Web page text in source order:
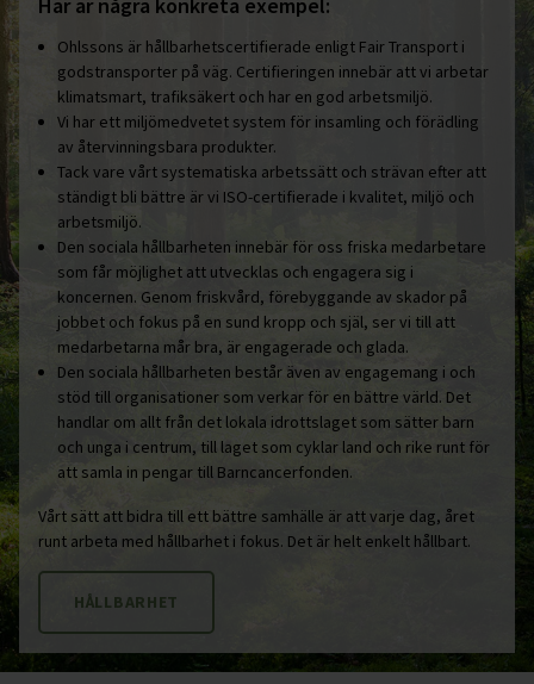
Ohlssons är hållbarhetscertifierade enligt Fair Transport i
godstransporter på väg. Certifieringen innebär att vi arbetar
klimatsmart, trafiksäkert och har en god arbetsmiljö.
Vi har ett miljömedvetet system för insamling och förädling
av återvinningsbara produkter.
Tack vare vårt systematiska arbetssätt och strävan efter att
ständigt bli bättre är vi ISO-certifierade i kvalitet, miljö och
arbetsmiljö.
Den sociala hållbarheten innebär för oss friska medarbetare
som får möjlighet att utvecklas och engagera sig i
koncernen. Genom friskvård, förebyggande av skador på
jobbet och fokus på en sund kropp och själ, ser vi till att
medarbetarna mår bra, är engagerade och glada.
Den sociala hållbarheten består även av engagemang i och
stöd till organisationer som verkar för en bättre värld. Det
handlar om allt från det lokala idrottslaget som sätter barn
och unga i centrum, till laget som cyklar land och rike runt för
att samla in pengar till Barncancerfonden.
Vårt sätt att bidra till ett bättre samhälle är att varje dag, året
runt arbeta med hållbarhet i fokus. Det är helt enkelt hållbart.
HÅLLBARHET